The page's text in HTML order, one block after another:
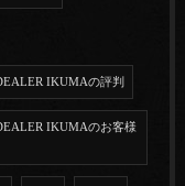
IKUMAの評判
IKUMAのお客様